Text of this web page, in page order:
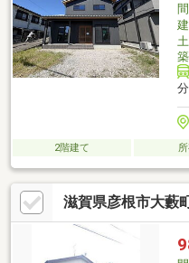
分
2階建て
滋賀県彦根市大藪